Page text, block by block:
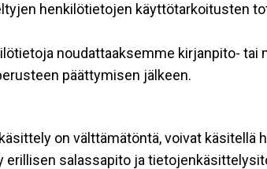
henkilötietojen käyttötarkoitusten
noudattaaksemme kirjanpito- tai
päättymisen jälkeen.
on välttämätöntä, voivat käsitellä
erillisen salassapito ja